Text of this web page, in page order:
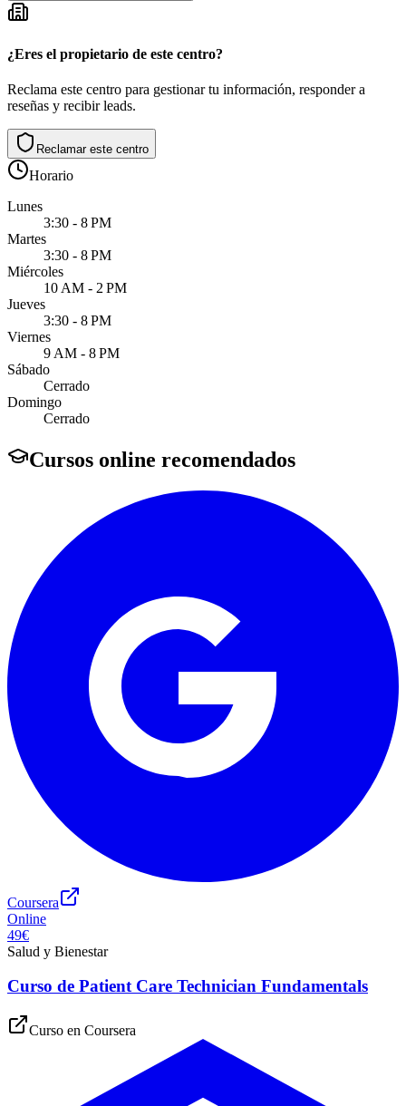
¿Eres el propietario de este centro?
Reclama este centro para gestionar tu información, responder a
reseñas y recibir leads.
Reclamar este centro
Horario
Lunes
3:30 - 8 PM
Martes
3:30 - 8 PM
Miércoles
10 AM - 2 PM
Jueves
3:30 - 8 PM
Viernes
9 AM - 8 PM
Sábado
Cerrado
Domingo
Cerrado
Cursos online recomendados
Coursera
Online
49€
Salud y Bienestar
Curso de Patient Care Technician Fundamentals
Curso en Coursera